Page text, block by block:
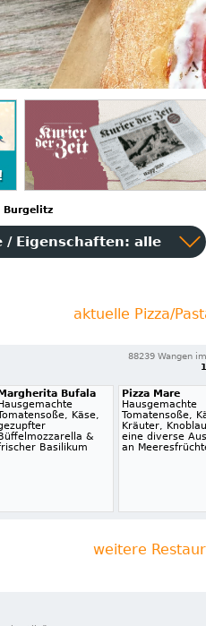
Burgelitz
/ Eigenschaften: alle
aktuelle Pizza/
88239 Wangen
Bufala
Käse,
&
Basilikum
Pizza Mare
Hausgemachte
Tomatensoße,
Kräuter,
eine diverse
an
weitere